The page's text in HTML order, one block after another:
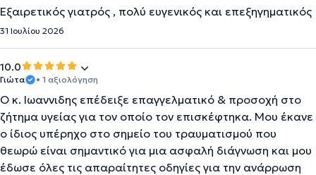
Εξαιρετικός γιατρός , πολύ ευγενικός και επεξηγηματικός
31 Ιουλίου 2026
10.0
Γιώτα • 1 αξιολόγηση
Ο κ. Ιωαννιδης επέδειξε επαγγελματικό & προσοχή στο
ζήτημα υγείας για τον οποίο τον επισκέφτηκα. Μου έκανε
ο ίδιος υπέρηχο στο σημείο του τραυματισμού που
θεωρώ είναι σημαντικό για μια ασφαλή διάγνωση και μου
έδωσε όλες τις απαραίτητες οδηγίες για την ανάρρωση